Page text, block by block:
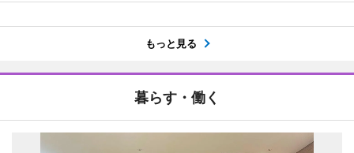
もっと見る
暮らす・働く